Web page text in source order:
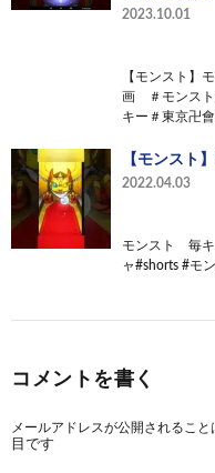
2023.10.01
【モンスト】
画 ＃モンスト
キー＃東京卍
【モンス
2022.04.03
モンスト 毎キ
ャ#shorts #モ
コメントを書く
メールアドレスが公開されること
目です